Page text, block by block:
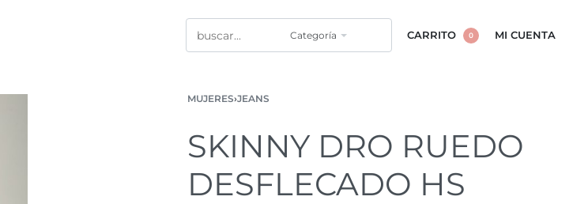
Categoría CARRITO 0 MI CUENTA
MUJERES›JEANS
SKINNY DRO RUEDO
DESFLECADO HS